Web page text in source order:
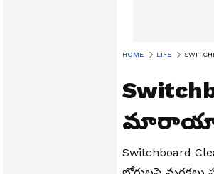
HOME LIFE
మారాయా?
Switchboard